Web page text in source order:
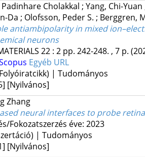
Cholakkal ; Yang, Chi-Yuan
Da ; Olofsson, Peder S. ; Berggren,
antiambipolarity in mixed
neurons
22: 2 pp. 242-248. , 7 p.
Egyéb URL
| Tudományos
[Nyilvános]
Zhang
neural interfaces to probe
Fokozatszerzés éve: 2023
| Tudományos
[Nyilvános]